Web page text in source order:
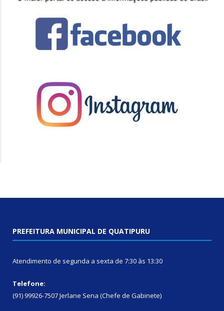
PREFEITURA MUNICIPAL DE QUATIPURU
Atendimento de segunda a sexta de 7:30 às 13:30
Telefone:
(91) 99926-7507 Jerlane Sena (Chefe de Gabinete)